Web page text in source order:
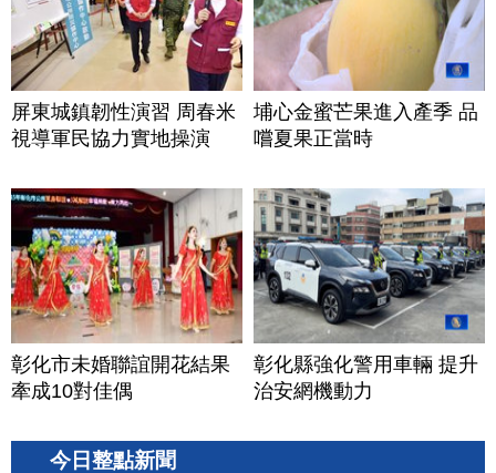
屏東城鎮韌性演習 周春米
視導軍民協力實地操演
埔心金蜜芒果進入產季 品
嚐夏果正當時
彰化市未婚聯誼開花結果
牽成10對佳偶
彰化縣強化警用車輛 提升
治安網機動力
今日整點新聞